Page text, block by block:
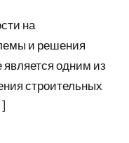
на
и решения
является одним из
строительных